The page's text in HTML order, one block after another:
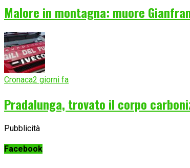
Malore in montagna: muore
Cronaca2 giorni fa
Pradalunga, trovato il corpo
Pubblicità
Facebook